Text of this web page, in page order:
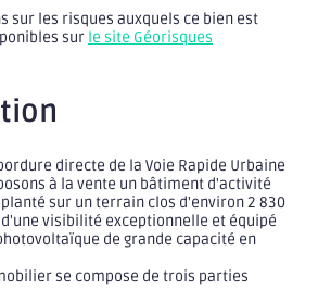
sur les risques auxquels ce bien est
sur le site Géorisques
directe de la Voie Rapide Urbaine
à la vente un bâtiment d'activité
sur un terrain clos d'environ 2 830
visibilité exceptionnelle et équipé
de grande capacité en
se compose de trois parties